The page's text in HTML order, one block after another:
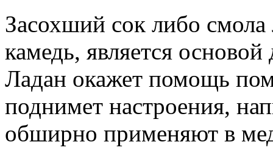
Засохший сок либо смола
камедь, является
Ладан окажет помощь
поднимет настроения,
обширно применяют в